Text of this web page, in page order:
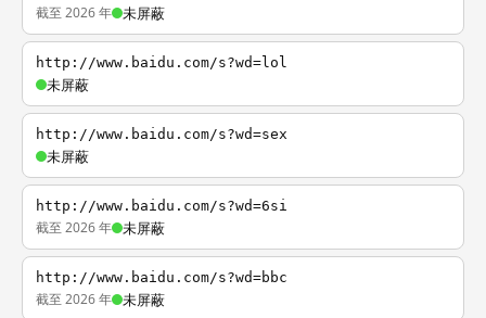
截至 2026 年 未屏蔽
http://www.baidu.com/s?wd=lol
未屏蔽
http://www.baidu.com/s?wd=sex
未屏蔽
http://www.baidu.com/s?wd=6si
截至 2026 年 未屏蔽
http://www.baidu.com/s?wd=bbc
截至 2026 年 未屏蔽